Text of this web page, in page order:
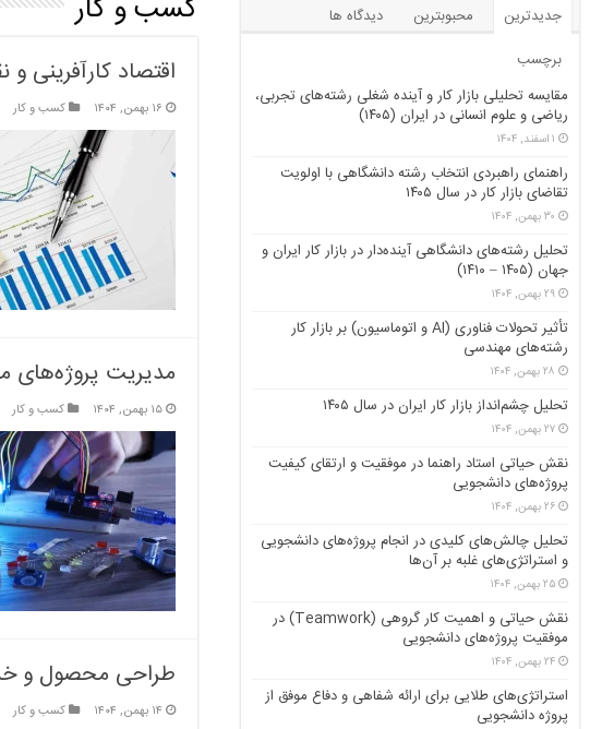
کسب و کار
اقتصاد
۱۶ بهمن, ۱۴۰۴ کسب و کار
مدیریت پروژه‌های
۱۵ بهمن, ۱۴۰۴ کسب و کار
طراحی محصول و
۱۴ بهمن, ۱۴۰۴ کسب و کار
جدیدترین محبوبترین
دیدگاه ها
برچسب
مقایسه تحلیلی بازار کار و آینده شغلی رشته‌های تجربی،
ریاضی و علوم انسانی در ایران (۱۴۰۵)
۱ اسفند, ۱۴۰۴
راهنمای راهبردی انتخاب رشته دانشگاهی با اولویت
تقاضای بازار کار در سال ۱۴۰۵
۳۰ بهمن, ۱۴۰۴
تحلیل رشته‌های دانشگاهی آینده‌دار در بازار کار ایران و
جهان (۱۴۰۵ – ۱۴۱۰)
۲۹ بهمن, ۱۴۰۴
تأثیر تحولات فناوری (AI و اتوماسیون) بر بازار کار
رشته‌های مهندسی
۲۸ بهمن, ۱۴۰۴
تحلیل چشم‌انداز بازار کار ایران در سال ۱۴۰۵
۲۷ بهمن, ۱۴۰۴
نقش حیاتی استاد راهنما در موفقیت و ارتقای کیفیت
پروژه‌های دانشجویی
۲۶ بهمن, ۱۴۰۴
تحلیل چالش‌های کلیدی در انجام پروژه‌های دانشجویی
و استراتژی‌های غلبه بر آن‌ها
۲۵ بهمن, ۱۴۰۴
نقش حیاتی و اهمیت کار گروهی (Teamwork) در
موفقیت پروژه‌های دانشجویی
۲۴ بهمن, ۱۴۰۴
استراتژی‌های طلایی برای ارائه شفاهی و دفاع موفق از
پروژه دانشجویی